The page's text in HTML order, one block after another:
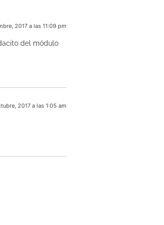
2017 a las 11:09 pm
del módulo
2017 a las 1:05 am